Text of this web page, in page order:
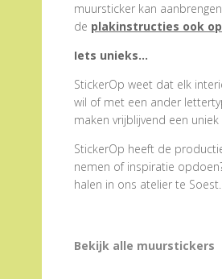
muursticker kan
de plakinstructies ook
Iets unieks…
StickerOp weet dat elk
wil of met een ander
maken vrijblijvend een
StickerOp heeft de
nemen of inspiratie
halen in ons atelier te Soest.
Bekijk alle muurstickers